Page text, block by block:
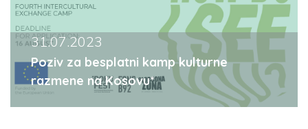
31.07.2023
Poziv za besplatni kamp kulturne
razmene na Kosovu*